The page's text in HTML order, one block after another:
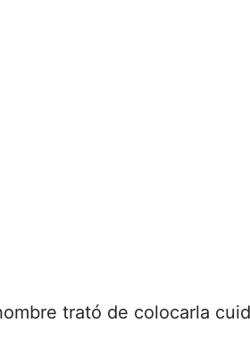
trató de colocarla